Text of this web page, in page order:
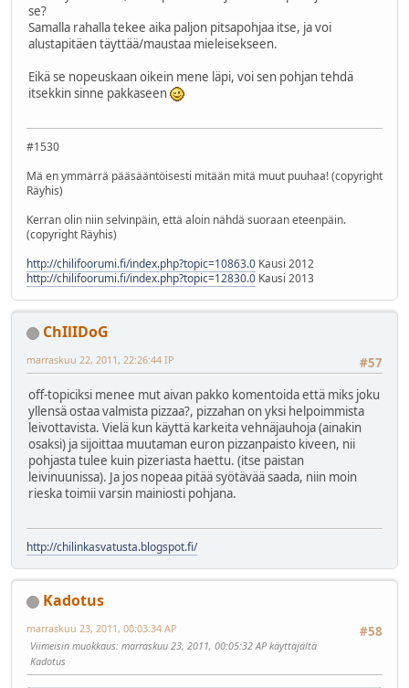
se?
Samalla rahalla tekee aika paljon pitsapohjaa itse, ja voi
alustapitäen täyttää/maustaa mieleisekseen.
Eikä se nopeuskaan oikein mene läpi, voi sen pohjan tehdä
itsekkin sinne pakkaseen
#1530
Mä en ymmärrä pääsääntöisesti mitään mitä muut puuhaa! (copyright
Räyhis)
Kerran olin niin selvinpäin, että aloin nähdä suoraan eteenpäin.
(copyright Räyhis)
http://chilifoorumi.fi/index.php?topic=10863.0 Kausi 2012
http://chilifoorumi.fi/index.php?topic=12830.0 Kausi 2013
ChIlIDoG
#57
marraskuu 22, 2011, 22:26:44 IP
off-topiciksi menee mut aivan pakko komentoida että miks joku
yllensä ostaa valmista pizzaa?, pizzahan on yksi helpoimmista
leivottavista. Vielä kun käyttä karkeita vehnäjauhoja (ainakin
osaksi) ja sijoittaa muutaman euron pizzanpaisto kiveen, nii
pohjasta tulee kuin pizeriasta haettu. (itse paistan
leivinuunissa). Ja jos nopeaa pitää syötävää saada, niin moin
rieska toimii varsin mainiosti pohjana.
http://chilinkasvatusta.blogspot.fi/
Kadotus
#58
marraskuu 23, 2011, 00:03:34 AP
Viimeisin muokkaus: marraskuu 23, 2011, 00:05:32 AP käyttäjältä
Kadotus